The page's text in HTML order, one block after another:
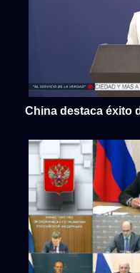
China destaca éxito